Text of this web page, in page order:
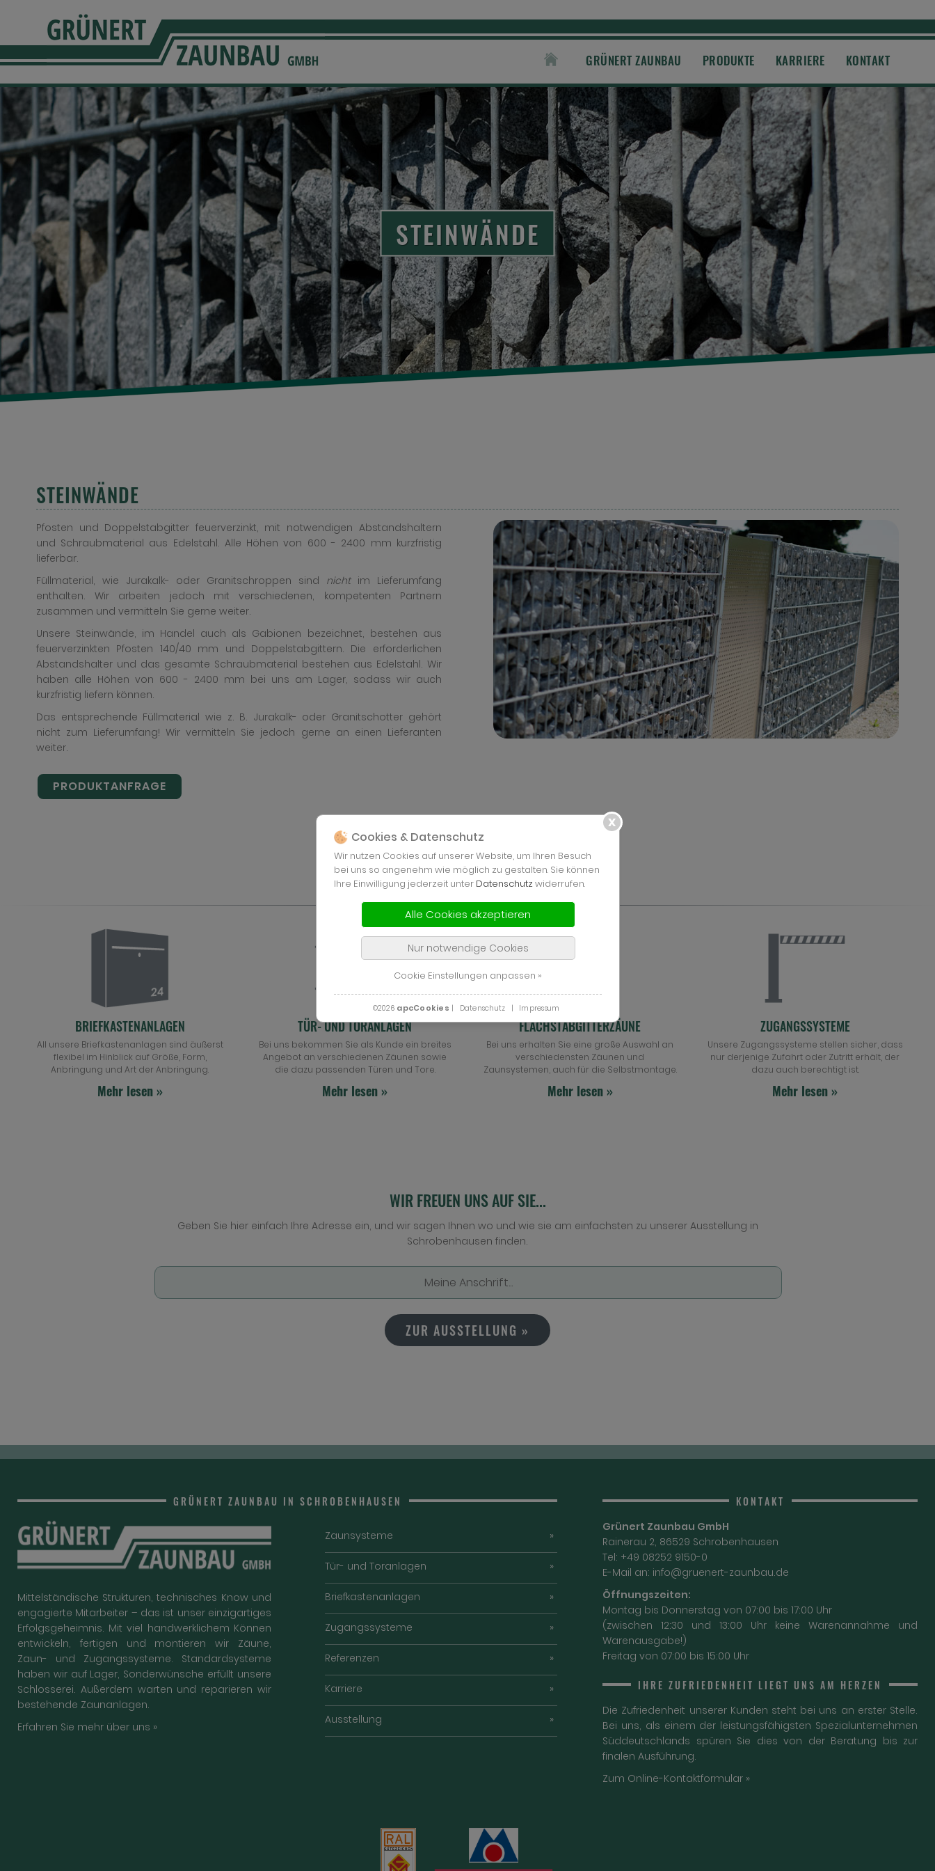
GRÜNERT ZAUNBAU PRODUKTE KARRIERE KONTAKT
STEINWÄNDE
STEINWÄNDE
Pfosten und Doppelstabgitter feuerverzinkt, mit notwendigen Abstandshaltern
und Schraubmaterial aus Edelstahl. Alle Höhen von 600 - 2400 mm kurzfristig
lieferbar.
Füllmaterial, wie Jurakalk- oder Granitschroppen sind nichtim Lieferumfang
enthalten. Wir arbeiten jedoch mit verschiedenen, kompetenten Partnern
zusammen und vermitteln Sie gerne weiter.
Unsere Steinwände, im Handel auch als Gabionen bezeichnet, bestehen aus
feuerverzinkten Pfosten 140/40 mm und Doppelstabgittern. Die erforderlichen
Abstandshalter und das gesamte Schraubmaterial bestehen aus Edelstahl. Wir
haben alle Höhen von 600 - 2400 mm bei uns am Lager, sodass wir auch
kurzfristig liefern können.
Das entsprechende Füllmaterial wie z. B. Jurakalk- oder Granitschotter gehört
nicht zum Lieferumfang! Wir vermitteln Sie jedoch gerne an einen Lieferanten
weiter.
PRODUKTANFRAGE
BRIEFKASTENANLAGEN
All unsere Briefkastenanlagen sind äußerst
flexibel im Hinblick auf Größe, Form,
Anbringung und Art der Anbringung.
Mehr lesen »
TÜR- UND TORANLAGEN
Bei uns bekommen Sie als Kunde ein breites
Angebot an verschiedenen Zäunen sowie
die dazu passenden Türen und Tore.
Mehr lesen »
FLACHSTABGITTERZÄUNE
Bei uns erhalten Sie eine große Auswahl an
verschiedensten Zäunen und
Zaunsystemen, auch für die Selbstmontage.
Mehr lesen »
ZUGANGSSYSTEME
Unsere Zugangssysteme stellen sicher, dass
nur derjenige Zufahrt oder Zutritt erhält, der
dazu auch berechtigt ist.
Mehr lesen »
WIR FREUEN UNS AUF SIE...
Geben Sie hier einfach Ihre Adresse ein, und wir sagen Ihnen wo und wie sie am einfachsten zu unserer Ausstellung in
Schrobenhausen finden.
ZUR AUSSTELLUNG »
GRÜNERT ZAUNBAU IN SCHROBENHAUSEN
Mittelständische Strukturen, technisches Know und
engagierte Mitarbeiter – das ist unser einzigartiges
Erfolgsgeheimnis. Mit viel handwerklichem Können
entwickeln, fertigen und montieren wir Zäune,
Zaun- und Zugangssysteme. Standardsysteme
haben wir auf Lager, Sonderwünsche erfüllt unsere
Schlosserei. Außerdem warten und reparieren wir
bestehende Zaunanlagen.
Erfahren Sie mehr über uns »
Zaunsysteme
Tür- und Toranlagen
Briefkastenanlagen
Zugangssysteme
Referenzen
Karriere
Ausstellung
KONTAKT
Grünert Zaunbau GmbH
Rainerau 2, 86529 Schrobenhausen
Tel: +49 08252 9150-0
E-Mail an: info@gruenert-zaunbau.de
Öffnungszeiten:
Montag bis Donnerstag von 07:00 bis 17:00 Uhr
(zwischen 12:30 und 13:00 Uhr keine Warenannahme und
Warenausgabe!)
Freitag von 07:00 bis 15:00 Uhr
IHRE ZUFRIEDENHEIT LIEGT UNS AM HERZEN
Die Zufriedenheit unserer Kunden steht bei uns an erster Stelle.
Bei uns, als einem der leistungsfähigsten Spezialunternehmen
Süddeutschlands spüren Sie dies von der Beratung bis zur
finalen Ausführung.
Zum Online-Kontaktformular »
Cookies & Datenschutz
Wir nutzen Cookies auf unserer Website, um Ihren Besuch
bei uns so angenehm wie möglich zu gestalten. Sie können
Ihre Einwilligung jederzeit unter Datenschutz widerrufen.
Alle Cookies akzeptieren
Nur notwendige Cookies
Cookie Einstellungen anpassen »
©2026 apcCookies | Datenschutz | Impressum